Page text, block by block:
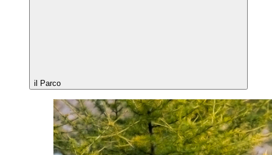
il Parco